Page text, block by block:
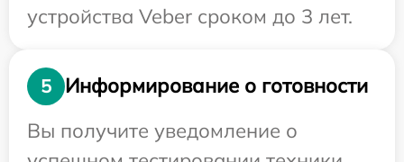
устройства Veber сроком до 3 лет.
5
Информирование о готовности
Вы получите уведомление о